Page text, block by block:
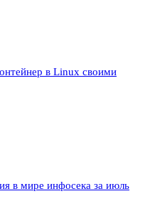
в Linux своими
в мире инфосека за июль